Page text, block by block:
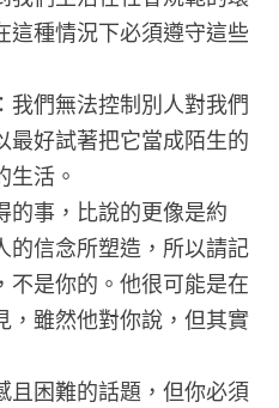
這種情況下必須遵守這些
我們無法控制別人對我們
最好試著把它當成陌生的
生活。
的事，比說的更像是約
的信念所塑造，所以請記
不是你的。他很可能是在
，雖然他對你說，但其實
且困難的話題，但你必須